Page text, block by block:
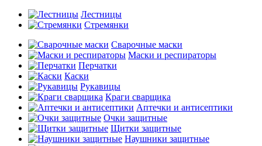
Лестницы
Стремянки
Сварочные маски
Маски и респираторы
Перчатки
Каски
Рукавицы
Краги сварщика
Аптечки и антисептики
Очки защитные
Щитки защитные
Наушники защитные